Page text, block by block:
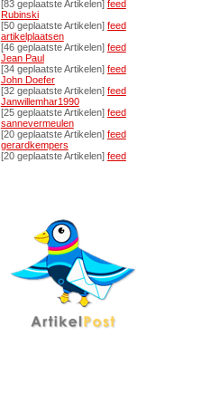
[83 geplaatste Artikelen] feed
Rubinski
[50 geplaatste Artikelen] feed
artikelplaatsen
[46 geplaatste Artikelen] feed
Jean Paul
[34 geplaatste Artikelen] feed
John Doefer
[32 geplaatste Artikelen] feed
Janwillemhar1990
[25 geplaatste Artikelen] feed
sannevermeulen
[20 geplaatste Artikelen] feed
gerardkempers
[20 geplaatste Artikelen] feed